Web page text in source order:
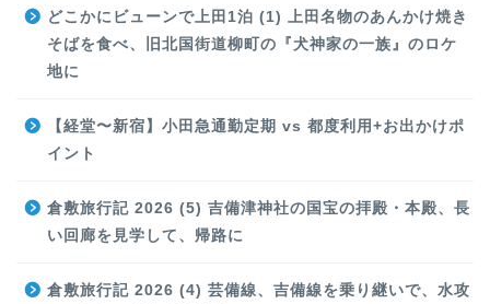
どこかにビューンで上田1泊 (1) 上田名物のあんかけ焼き
そばを食べ、旧北国街道柳町の『犬神家の一族』のロケ
地に
【経堂〜新宿】小田急通勤定期 vs 都度利用+お出かけポ
イント
倉敷旅行記 2026 (5) 吉備津神社の国宝の拝殿・本殿、長
い回廊を見学して、帰路に
倉敷旅行記 2026 (4) 芸備線、吉備線を乗り継いで、水攻